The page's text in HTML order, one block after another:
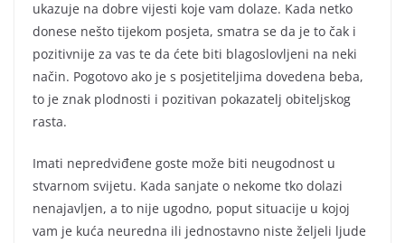
ukazuje na dobre vijesti koje vam dolaze. Kada netko
donese nešto tijekom posjeta, smatra se da je to čak i
pozitivnije za vas te da ćete biti blagoslovljeni na neki
način. Pogotovo ako je s posjetiteljima dovedena beba,
to je znak plodnosti i pozitivan pokazatelj obiteljskog
rasta.
Imati nepredviđene goste može biti neugodnost u
stvarnom svijetu. Kada sanjate o nekome tko dolazi
nenajavljen, a to nije ugodno, poput situacije u kojoj
vam je kuća neuredna ili jednostavno niste željeli ljude